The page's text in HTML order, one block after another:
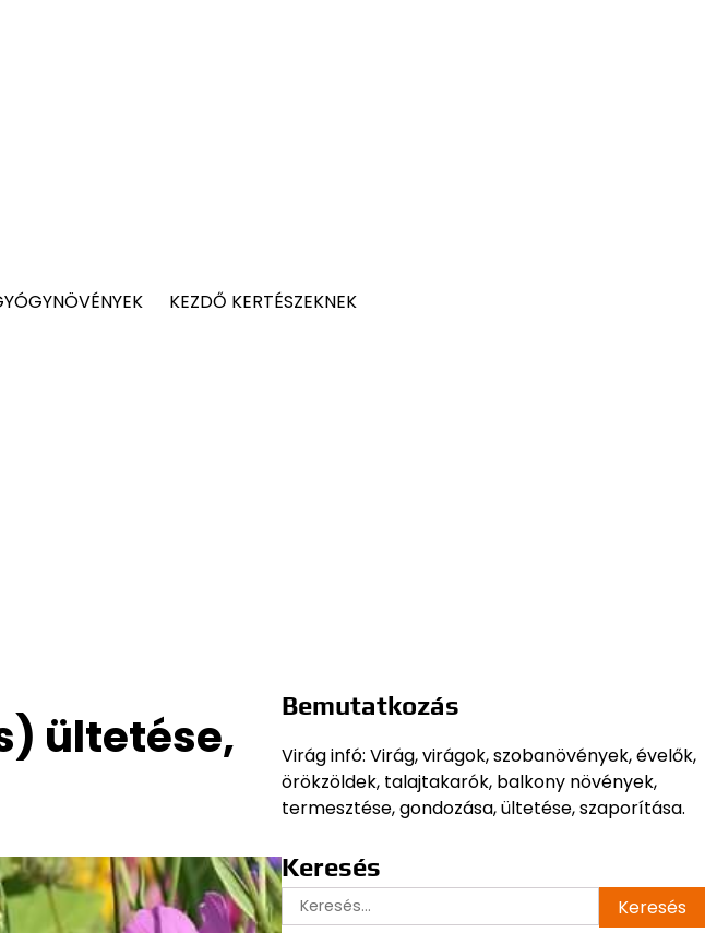
KEZDŐ KERTÉSZEKNEK
ültetése,
Bemutatkozás
Virág infó: Virág, virágok, szobanövények, évelők,
örökzöldek, talajtakarók, balkony növények,
termesztése, gondozása, ültetése, szaporítása.
Keresés
Keresés: